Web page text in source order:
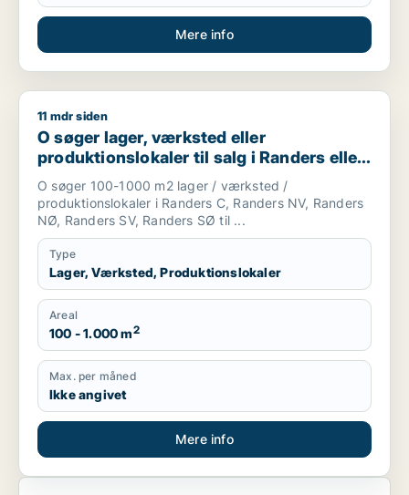
Mere info
O søger lager, værksted eller produktionslokaler til salg i
11 mdr siden
O søger lager, værksted eller
produktionslokaler til salg i Randers eller
Randers SV
O søger 100-1000 m2 lager / værksted /
produktionslokaler i Randers C, Randers NV, Randers
NØ, Randers SV, Randers SØ til ...
Type
Lager, Værksted, Produktionslokaler
Areal
100 - 1.000 m2
Max. per måned
Ikke angivet
Mere info